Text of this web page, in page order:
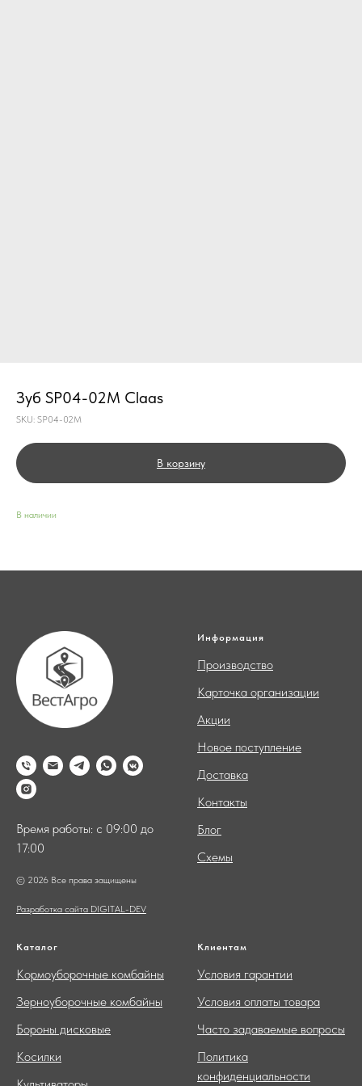
Зуб SP04-02M Claas
SKU: SP04-02M
В корзину
В наличии
Время работы: с 09:00 до
17:00
© 2026 Все права защищены
Разработка сайта DIGITAL-DEV
Информация
Производство
Карточка организации
Акции
Новое поступление
Доставка
Контакты
Блог
Схемы
Каталог
Кормоуборочные комбайны
Зерноуборочные комбайны
Бороны дисковые
Косилки
Клиентам
Условия гарантии
Условия оплаты товара
Часто задаваемые вопросы
Политика
конфиденциальности